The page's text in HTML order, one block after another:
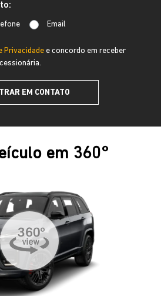
Email
Privacidade e concordo em receber
EM CONTATO
em 360°